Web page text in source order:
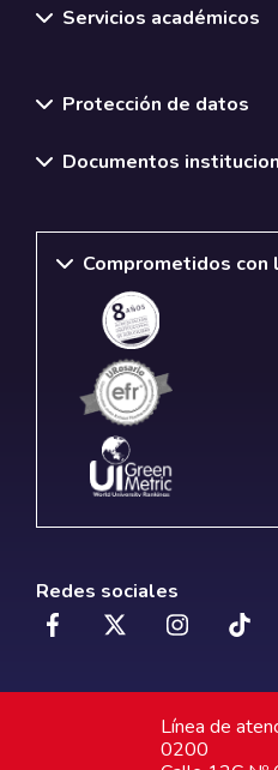
Servicios académicos
Protección de datos
Documentos
Comprometidos con
Redes sociales
Línea de
0200